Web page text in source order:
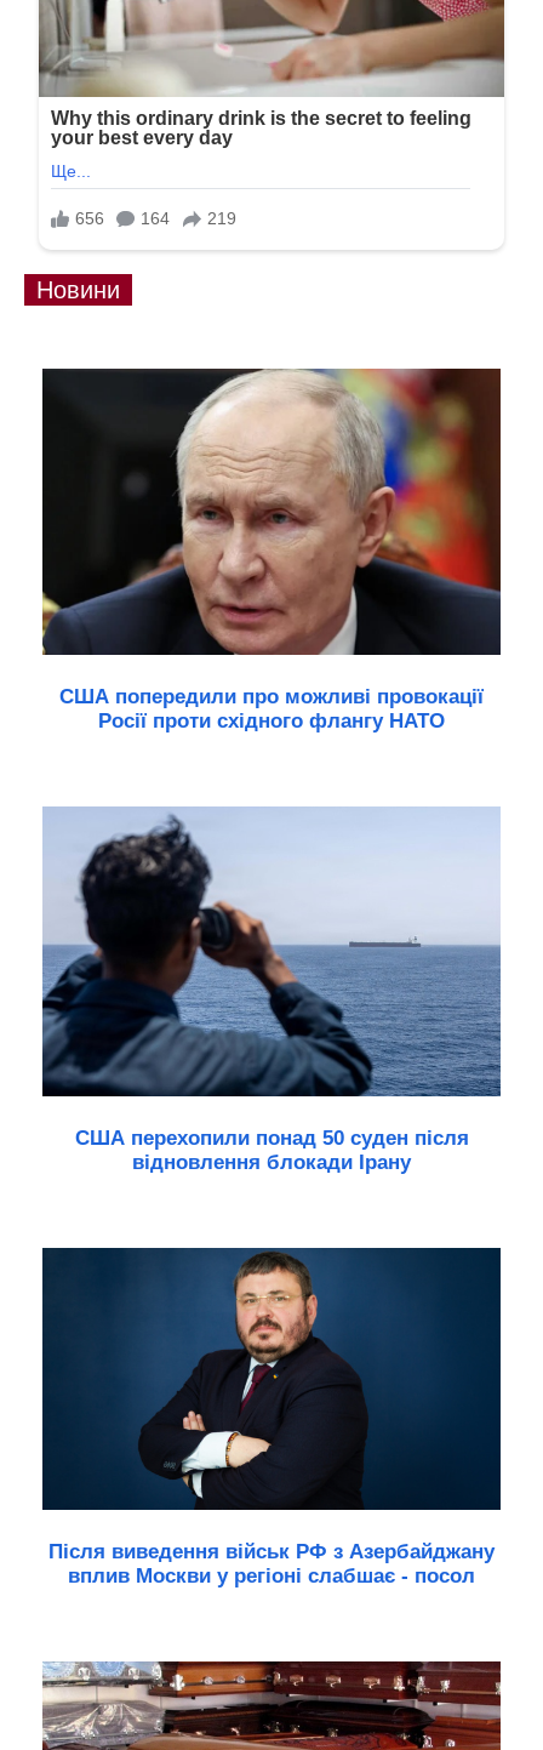
Новини
США попередили про можливі провокації
Росії проти східного флангу НАТО
США перехопили понад 50 суден після
відновлення блокади Ірану
Після виведення військ РФ з Азербайджану
вплив Москви у регіоні слабшає - посол